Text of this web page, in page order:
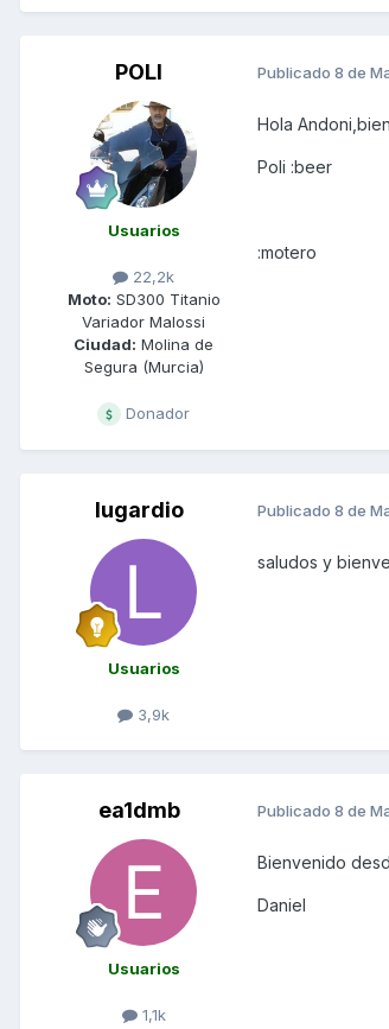
POLI
Usuarios
22,2k
Moto: SD300 Titanio
Variador Malossi
Ciudad: Molina de
Segura (Murcia)
Donador
Publicado 8 de
Hola
Poli :beer
:motero
lugardio
Usuarios
3,9k
Publicado 8 de
saludos y
ea1dmb
Usuarios
1,1k
Publicado 8 de
Bienvenido
Daniel